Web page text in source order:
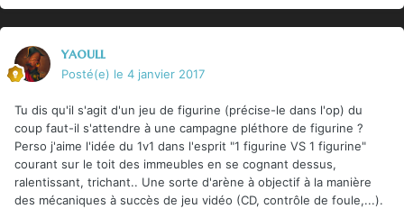
yaoull
Posté(e) le 4 janvier 2017
Tu dis qu'il s'agit d'un jeu de figurine (précise-le dans l'op) du
coup faut-il s'attendre à une campagne pléthore de figurine ?
Perso j'aime l'idée du 1v1 dans l'esprit "1 figurine VS 1 figurine"
courant sur le toit des immeubles en se cognant dessus,
ralentissant, trichant.. Une sorte d'arène à objectif à la manière
des mécaniques à succès de jeu vidéo (CD, contrôle de foule,...).